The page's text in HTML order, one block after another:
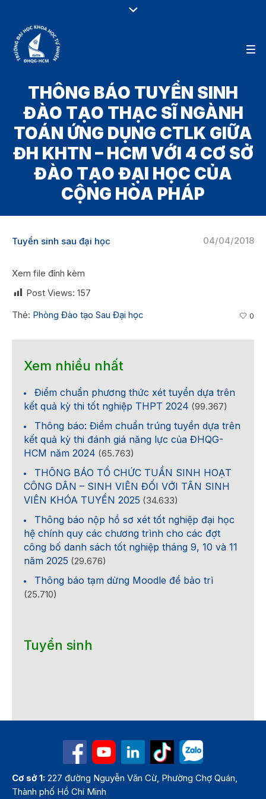
THÔNG BÁO TUYỂN SINH
ĐÀO TẠO THẠC SĨ NGÀNH
TOÁN ỨNG DỤNG CTLK GIỮA
ĐH KHTN – HCM VỚI 4 CƠ SỞ
ĐÀO TẠO ĐẠI HỌC CỦA
CỘNG HÒA PHÁP
04/04/2018
Tuyển sinh sau đại học
Xem file đính kèm
Post Views: 157
Thẻ: Phòng Đào tạo Sau Đại học 0
Xem nhiều nhất
Điểm chuẩn phương thức xét tuyển dựa trên
kết quả kỳ thi tốt nghiệp THPT 2024 (99.367)
Thông báo: Điểm chuẩn trúng tuyển dựa trên
kết quả kỳ thi đánh giá năng lực của ĐHQG-
HCM năm 2024 (65.763)
THÔNG BÁO TỔ CHỨC TUẦN SINH HOẠT
CÔNG DÂN – SINH VIÊN ĐỐI VỚI TÂN SINH
VIÊN KHÓA TUYỂN 2025 (34.633)
Thông báo nộp hồ sơ xét tốt nghiệp đại học
hệ chính quy các chương trình cho các đợt
công bố danh sách tốt nghiệp tháng 9, 10 và 11
năm 2025 (29.676)
Thông báo tạm dừng Moodle để bảo trì
(25.710)
Tuyển sinh
Cơ sở 1: 227 đường Nguyễn Văn Cừ, Phường Chợ Quán,
Thành phố Hồ Chí Minh